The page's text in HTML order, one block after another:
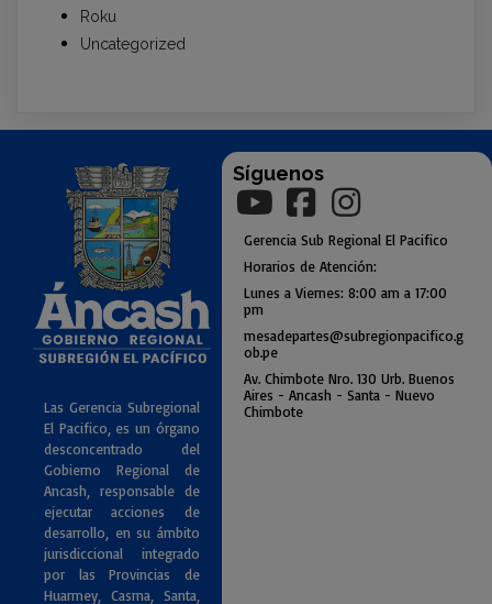
Roku
Uncategorized
Las Gerencia Subregional
El Pacifico, es un órgano
desconcentrado del
Gobierno Regional de
Ancash, responsable de
ejecutar acciones de
desarrollo, en su ámbito
jurisdiccional integrado
por las Provincias de
Huarmey, Casma, Santa,
Síguenos
Gerencia Sub Regional El Pacifico
Horarios de Atención:
Lunes a Viernes: 8:00 am a 17:00
pm
mesadepartes@subregionpacifico.g
ob.pe
Av. Chimbote Nro. 130 Urb. Buenos
Aires - Ancash - Santa - Nuevo
Chimbote